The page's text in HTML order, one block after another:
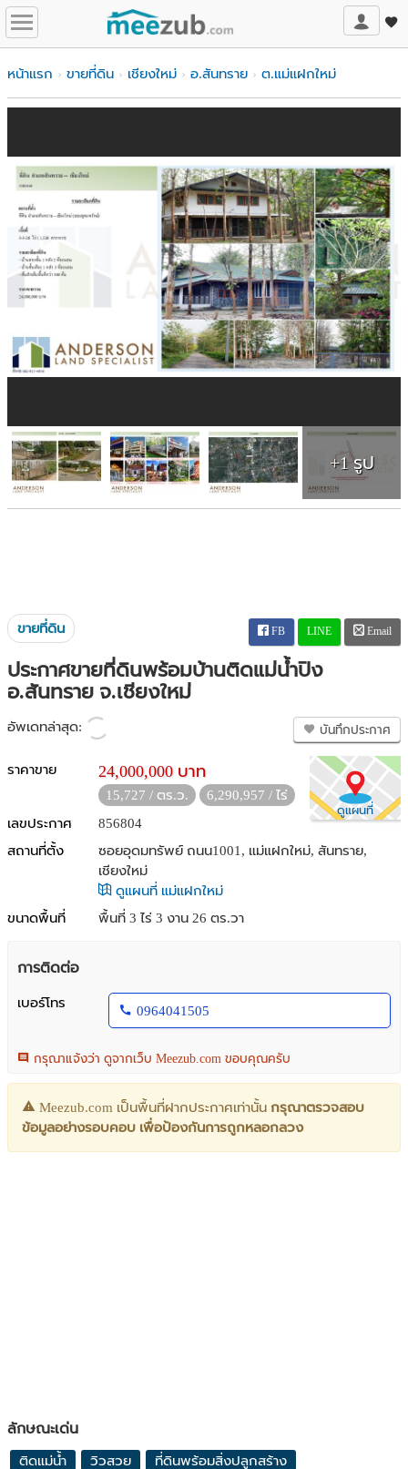
หน้าแรก ขายที่ดิน เชียงใหม่ อ.สันทราย ต.แม่แฝกใหม่
+1 รูป
ขายที่ดิน FB LINE Email
ประกาศขายที่ดินพร้อมบ้านติดแม่น้ำปิง
อ.สันทราย จ.เชียงใหม่
อัพเดทล่าสุด: บันทึกประกาศ
ดูแผนที่
ราคาขาย 24,000,000 บาท
15,727 / ตร.ว.
6,290,957 / ไร่
เลขประกาศ
856804
สถานที่ตั้ง
ซอยอุดมทรัพย์ ถนน1001, แม่แฝกใหม่, สันทราย,
เชียงใหม่
ดูแผนที่ แม่แฝกใหม่
ขนาดพื้นที่
พื้นที่ 3 ไร่ 3 งาน 26 ตร.วา
การติดต่อ
เบอร์โทร
0964041505
กรุณาแจ้งว่า ดูจากเว็บ Meezub.com ขอบคุณครับ
Meezub.com เป็นพื้นที่ฝากประกาศเท่านั้น กรุณาตรวจสอบ
ข้อมูลอย่างรอบคอบ เพื่อป้องกันการถูกหลอกลวง
ลักษณะเด่น
ติดแม่น้ำ วิวสวย ที่ดินพร้อมสิ่งปลูกสร้าง